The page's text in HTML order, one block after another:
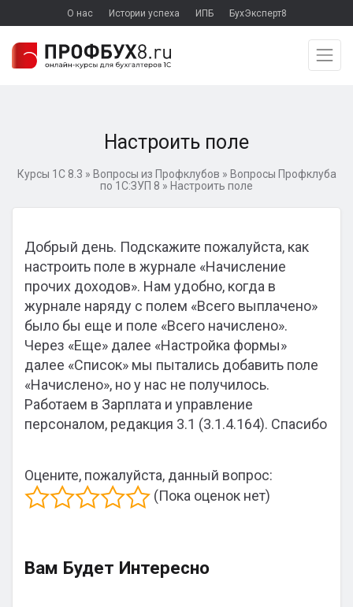
О нас Истории успеха ИПБ БухЭксперт8
Настроить поле
Курсы 1С 8.3 » Вопросы из Профклубов » Вопросы Профклуба
по 1С:ЗУП 8 » Настроить поле
Добрый день. Подскажите пожалуйста, как
настроить поле в журнале «Начисление
прочих доходов». Нам удобно, когда в
журнале наряду с полем «Всего выплачено»
было бы еще и поле «Всего начислено».
Через «Еще» далее «Настройка формы»
далее «Список» мы пытались добавить поле
«Начислено», но у нас не получилось.
Работаем в Зарплата и управление
персоналом, редакция 3.1 (3.1.4.164). Спасибо
Оцените, пожалуйста, данный вопрос:
(Пока оценок нет)
Вам Будет Интересно